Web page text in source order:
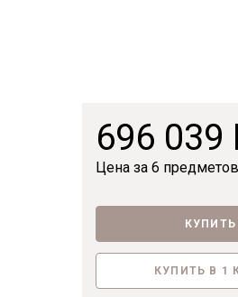
Фасады из МДФ
Новинки
Доминика
Лотос
Мейсон
Байс
696 039
Цена за 6 предметов
КУПИТЬ
КУПИТЬ В 1